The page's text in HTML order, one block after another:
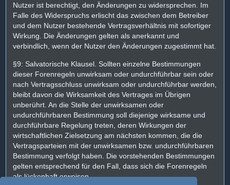
Nutzer ist berechtigt, den Änderungen zu widersprechen. Im
Falle des Widerspruchs erlischt das zwischen dem Betreiber
und dem Nutzer bestehende Vertragsverhältnis mit sofortiger
Wirkung. Die Änderungen gelten als anerkannt und
verbindlich, wenn der Nutzer den Änderungen zugestimmt hat.
§9: Salvatorische Klausel. Sollten einzelne Bestimmungen
dieser Forenregeln unwirksam oder undurchführbar sein oder
nach Vertragsschluss unwirksam oder undurchführbar werden,
bleibt davon die Wirksamkeit des Vertrages im Übrigen
unberührt. An die Stelle der unwirksamen oder
undurchführbaren Bestimmung soll diejenige wirksame und
durchführbare Regelung treten, deren Wirkungen der
wirtschaftlichen Zielsetzung am nächsten kommen, die die
Vertragsparteien mit der unwirksamen bzw. undurchführbaren
Bestimmung verfolgt haben. Die vorstehenden Bestimmungen
gelten entsprechend für den Fall, dass sich die Forenregeln
als lückenhaft erweisen.